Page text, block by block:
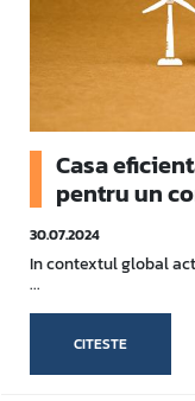
Casa
pentru un
30.07.2024
In contextul global
...
CITESTE